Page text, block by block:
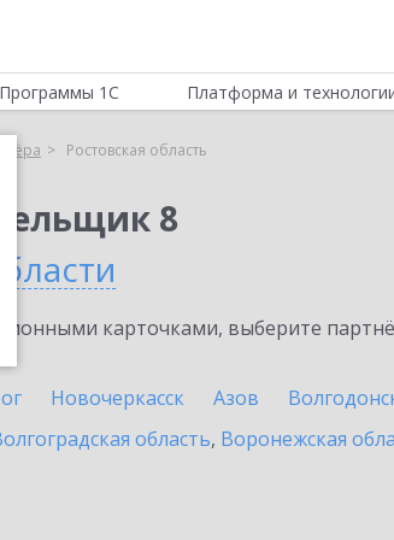
Программы 1С Платформа и
Ростовская область
8
карточками, выберите
Новочеркасск Азов
область, Воронежская